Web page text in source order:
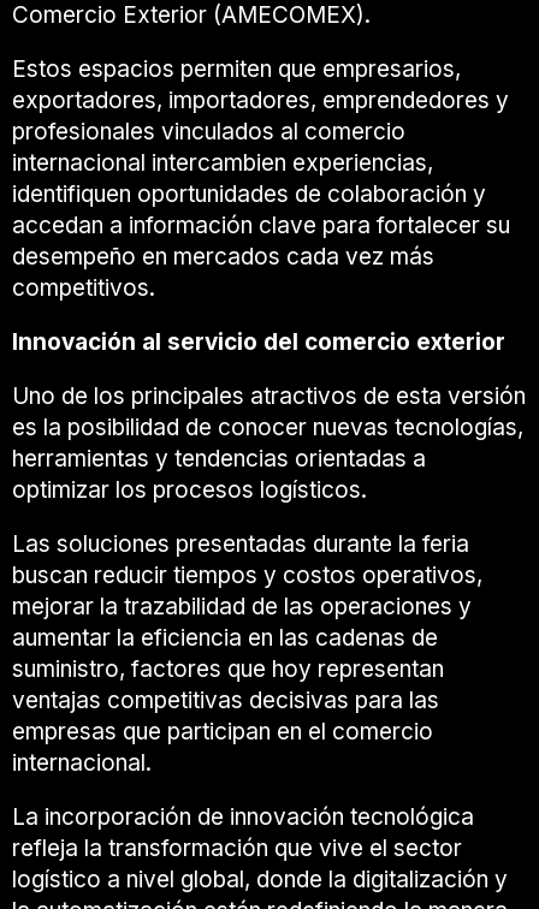
Comercio Exterior (AMECOMEX).
Estos espacios permiten que empresarios,
exportadores, importadores, emprendedores y
profesionales vinculados al comercio
internacional intercambien experiencias,
identifiquen oportunidades de colaboración y
accedan a información clave para fortalecer su
desempeño en mercados cada vez más
competitivos.
Innovación al servicio del comercio exterior
Uno de los principales atractivos de esta versión
es la posibilidad de conocer nuevas tecnologías,
herramientas y tendencias orientadas a
optimizar los procesos logísticos.
Las soluciones presentadas durante la feria
buscan reducir tiempos y costos operativos,
mejorar la trazabilidad de las operaciones y
aumentar la eficiencia en las cadenas de
suministro, factores que hoy representan
ventajas competitivas decisivas para las
empresas que participan en el comercio
internacional.
La incorporación de innovación tecnológica
refleja la transformación que vive el sector
logístico a nivel global, donde la digitalización y